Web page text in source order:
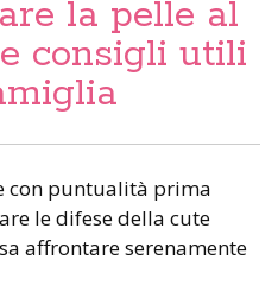
la pelle al
consigli utili
con puntualità prima
le difese della cute
affrontare serenamente